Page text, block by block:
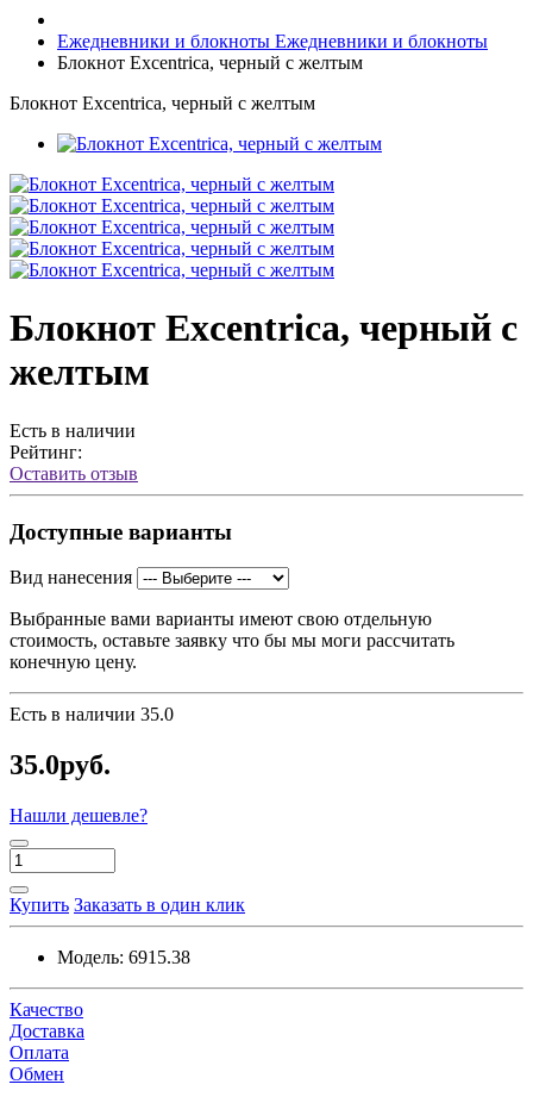
Ежедневники и блокноты Ежедневники и блокноты
Блокнот Excentrica, черный с желтым
Блокнот Excentrica, черный с желтым
Блокнот Excentrica, черный с
желтым
Есть в наличии
Рейтинг:
Оставить отзыв
Доступные варианты
Вид нанесения
Выбранные вами варианты имеют свою отдельную
стоимость, оставьте заявку что бы мы моги рассчитать
конечную цену.
Есть в наличии 35.0
35.0руб.
Нашли дешевле?
Купить Заказать в один клик
Модель: 6915.38
Качество
Доставка
Оплата
Обмен